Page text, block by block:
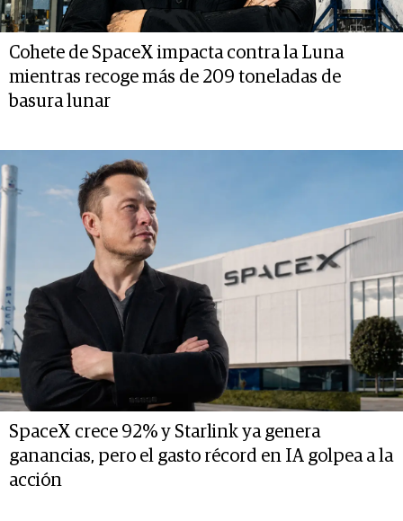
Cohete de SpaceX impacta contra la Luna
mientras recoge más de 209 toneladas de
basura lunar
SpaceX crece 92% y Starlink ya genera
ganancias, pero el gasto récord en IA golpea a la
acción